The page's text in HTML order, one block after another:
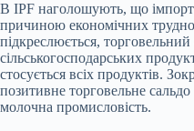
В IPF наголошують, що
причиною економічних
підкреслюється,
сільськогосподарських
стосується всіх продуктів.
позитивне торговельне
молочна промисловість.